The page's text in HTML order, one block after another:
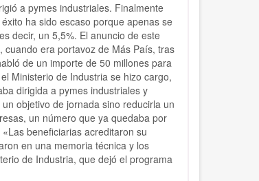
a pymes industriales. Finalmente
ha sido escaso porque apenas se
decir, un 5,5%. El anuncio de este
era portavoz de Más País, tras
de un importe de 50 millones para
Ministerio de Industria se hizo cargo,
dirigida a pymes industriales y
objetivo de jornada sino reducirla un
un número que ya quedaba por
beneficiarias acreditaron su
en una memoria técnica y los
de Industria, que dejó el programa